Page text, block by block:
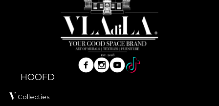
HOOFD
Collecties